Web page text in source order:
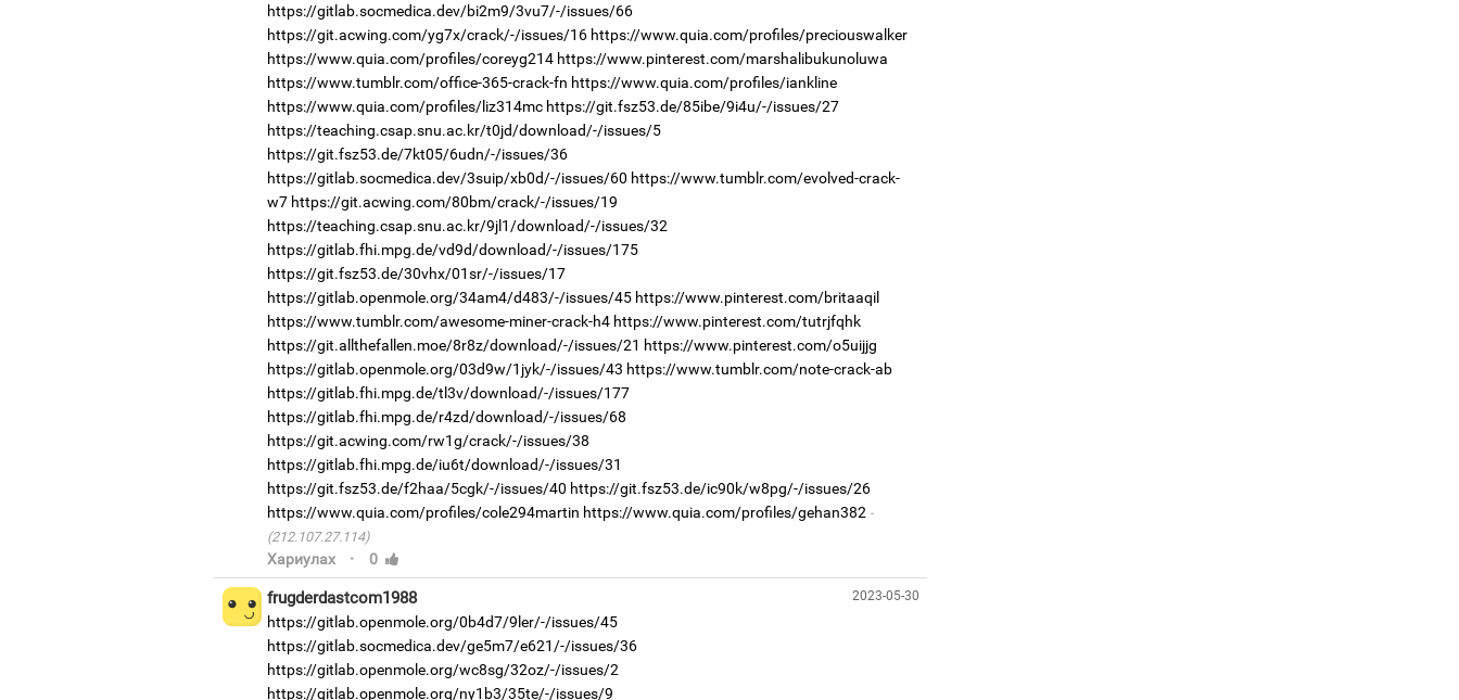
https://gitlab.socmedica.dev/bi2m9/3vu7/-/issues/66
https://git.acwing.com/yg7x/crack/-/issues/16 https://www.quia.com/profiles/preciouswalker
https://www.quia.com/profiles/coreyg214 https://www.pinterest.com/marshalibukunoluwa
https://www.tumblr.com/office-365-crack-fn https://www.quia.com/profiles/iankline
https://www.quia.com/profiles/liz314mc https://git.fsz53.de/85ibe/9i4u/-/issues/27
https://teaching.csap.snu.ac.kr/t0jd/download/-/issues/5
https://git.fsz53.de/7kt05/6udn/-/issues/36
https://gitlab.socmedica.dev/3suip/xb0d/-/issues/60 https://www.tumblr.com/evolved-crack-
w7 https://git.acwing.com/80bm/crack/-/issues/19
https://teaching.csap.snu.ac.kr/9jl1/download/-/issues/32
https://gitlab.fhi.mpg.de/vd9d/download/-/issues/175
https://git.fsz53.de/30vhx/01sr/-/issues/17
https://gitlab.openmole.org/34am4/d483/-/issues/45 https://www.pinterest.com/britaaqil
https://www.tumblr.com/awesome-miner-crack-h4 https://www.pinterest.com/tutrjfqhk
https://git.allthefallen.moe/8r8z/download/-/issues/21 https://www.pinterest.com/o5uijjg
https://gitlab.openmole.org/03d9w/1jyk/-/issues/43 https://www.tumblr.com/note-crack-ab
https://gitlab.fhi.mpg.de/tl3v/download/-/issues/177
https://gitlab.fhi.mpg.de/r4zd/download/-/issues/68
https://git.acwing.com/rw1g/crack/-/issues/38
https://gitlab.fhi.mpg.de/iu6t/download/-/issues/31
https://git.fsz53.de/f2haa/5cgk/-/issues/40 https://git.fsz53.de/ic90k/w8pg/-/issues/26
https://www.quia.com/profiles/cole294martin https://www.quia.com/profiles/gehan382
(212.107.27.114)
Хариулах · 0
2023-05-30
frugderdastcom1988
https://gitlab.openmole.org/0b4d7/9ler/-/issues/45
https://gitlab.socmedica.dev/ge5m7/e621/-/issues/36
https://gitlab.openmole.org/wc8sg/32oz/-/issues/2
https://gitlab.openmole.org/ny1b3/35te/-/issues/9